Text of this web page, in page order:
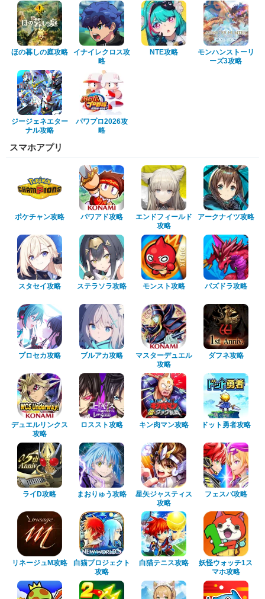
ほの暮しの庭攻略
イナイレクロス攻
略
NTE攻略
モンハンストーリ
ーズ3攻略
ジージェネエター
ナル攻略
パワプロ2026攻
略
スマホアプリ
ポケチャン攻略 パワアド攻略
エンドフィールド
攻略
アークナイツ攻略
スタセイ攻略 ステラソラ攻略 モンスト攻略 パズドラ攻略
プロセカ攻略 ブルアカ攻略
マスターデュエル
攻略
ダフネ攻略
デュエルリンクス
攻略
ロススト攻略 キン肉マン攻略 ドット勇者攻略
ライD攻略 まおりゅう攻略
星矢ジャスティス
攻略
フェスバ攻略
リネージュM攻略
白猫プロジェクト
攻略
白猫テニス攻略
妖怪ウォッチ1ス
マホ攻略